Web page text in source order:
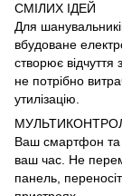
СМІЛИХ ІДЕЙ
Для
вбудоване
створює
не потрібно
утилізацію.
Ваш смартфон та
ваш час. Не
панель,